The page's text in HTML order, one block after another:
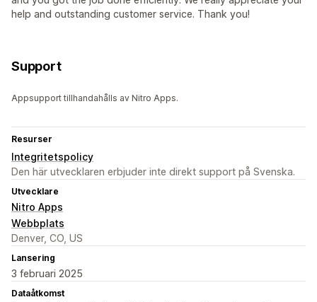
help and outstanding customer service. Thank you!
Support
Appsupport tillhandahålls av Nitro Apps.
Resurser
Integritetspolicy
Den här utvecklaren erbjuder inte direkt support på Svenska.
Utvecklare
Nitro Apps
Webbplats
Denver, CO, US
Lansering
3 februari 2025
Dataåtkomst